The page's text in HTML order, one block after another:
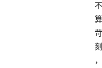
不
算
苛
刻
，